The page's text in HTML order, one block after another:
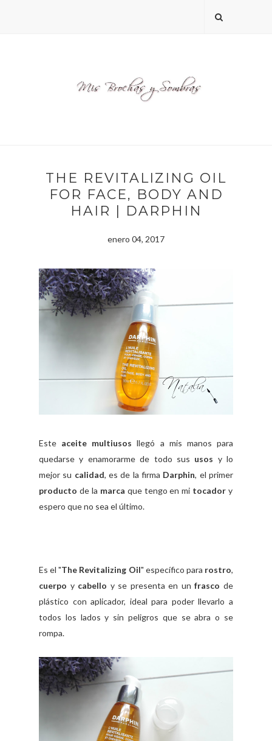
THE REVITALIZING OIL
FOR FACE, BODY AND
HAIR | DARPHIN
enero 04, 2017
Este aceite multiusos llegó a mis manos para
quedarse y enamorarme de todo sus usos y lo
mejor su calidad, es de la firma Darphin, el primer
producto de la marca que tengo en mi tocadory
espero que no sea el último.
Es el "The Revitalizing Oil" específico para rostro,
cuerpo y cabello y se presenta en unfrasco de
plástico con aplicador, ideal para poder llevarlo a
todos los lados y sin peligros que se abra o se
rompa.